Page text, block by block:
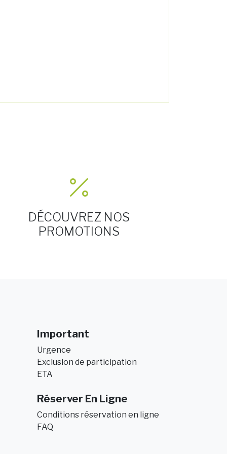
DÉCOUVREZ NOS
PROMOTIONS
Important
Urgence
Exclusion de participation
ETA
Réserver En Ligne
Conditions réservation en ligne
FAQ